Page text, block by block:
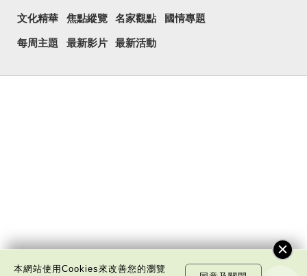
文化精華 焦點縱覽 名家觀點 國情專題
每周主題 最新影片 最新活動
本網站使用Cookies來改善您的瀏覽